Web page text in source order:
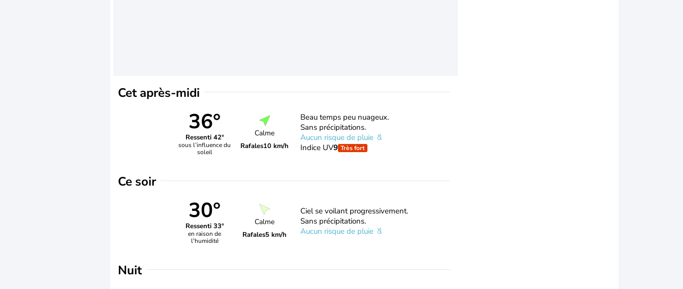
Cet après-midi
36°
Ressenti 42°
sous l’influence du
soleil
Calme
Rafales10 km/h
Beau temps peu nuageux.
Sans précipitations.
Aucun risque de pluie
Indice UV9 Très fort
Ce soir
30°
Ressenti 33°
en raison de
l'humidité
Calme
Rafales5 km/h
Ciel se voilant progressivement.
Sans précipitations.
Aucun risque de pluie
Nuit